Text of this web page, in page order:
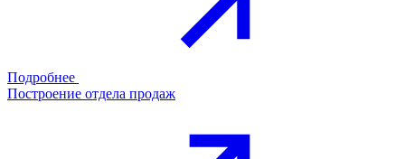
Подробнее
Построение отдела продаж